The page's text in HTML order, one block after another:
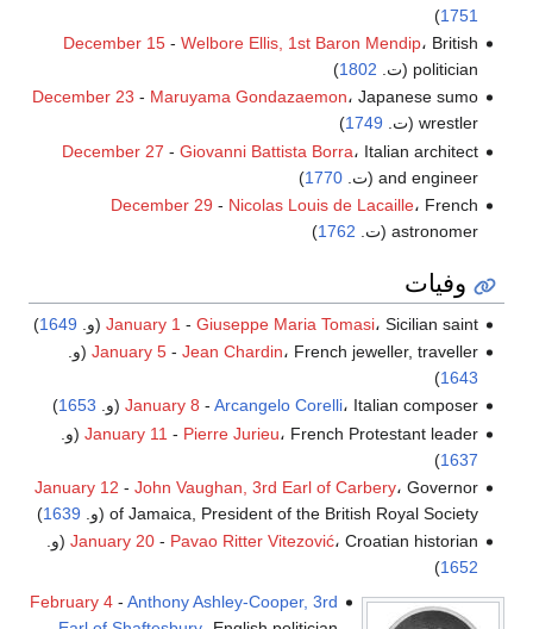
1751
)
December 15- Welbore Ellis, 1st Baron Mendip، British
politician (ت.
1802
)
December 23 - Maruyama Gondazaemon، Japanese sumo
wrestler (ت.
1749
)
December 27 - Giovanni Battista Borra، Italian architect
and engineer (ت.
1770
)
December 29 - Nicolas Louis de Lacaille، French
astronomer (ت.
1762
)
وفيات
January 1 - Giuseppe Maria Tomasi، Sicilian saint (و. 1649
)
January 5- Jean Chardin، French jeweller, traveller (و.
1643
)
January 8 - Arcangelo Corelli، Italian composer (و. 1653
)
January 11 - Pierre Jurieu، French Protestant leader (و.
1637
)
January 12 - John Vaughan, 3rd Earl of Carbery، Governor
of Jamaica, President of the British Royal Society (و.
1639
)
January 20- Pavao Ritter Vitezović، Croatian historian (و.
1652
)
February 4 -Anthony Ashley-Cooper, 3rd